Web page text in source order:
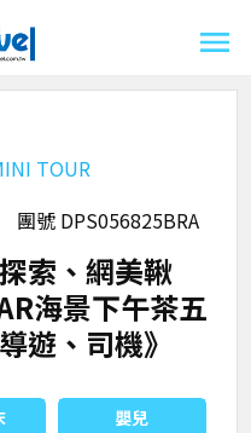
TOUR
團號 DPS056825BRA
索、網美鞦
海景下午茶五
遊、司機》
嬰兒